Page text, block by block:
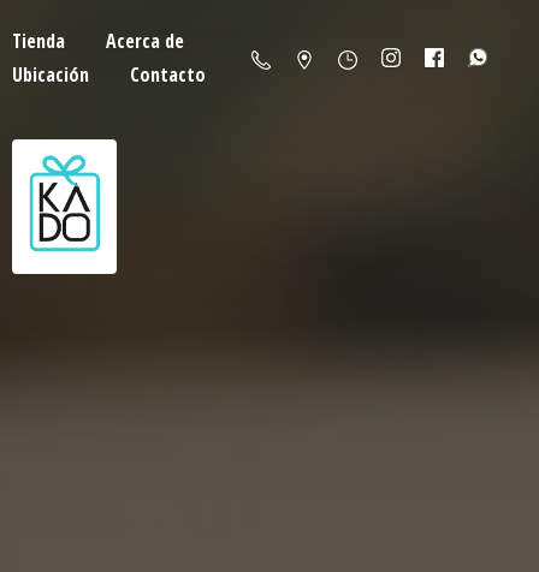
Tienda
Acerca de
Ubicación
Contacto